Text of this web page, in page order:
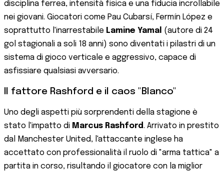
disciplina ferrea, intensità fisica e una fiducia incrollabile
nei giovani. Giocatori come Pau Cubarsí, Fermín López e
soprattutto l'inarrestabile Lamine Yamal (autore di 24
gol stagionali a soli 18 anni) sono diventati i pilastri di un
sistema di gioco verticale e aggressivo, capace di
asfissiare qualsiasi avversario.
Il fattore Rashford e il caos "Blanco"
Uno degli aspetti più sorprendenti della stagione è
stato l'impatto di Marcus Rashford. Arrivato in prestito
dal Manchester United, l'attaccante inglese ha
accettato con professionalità il ruolo di "arma tattica" a
partita in corso, risultando il giocatore con la miglior